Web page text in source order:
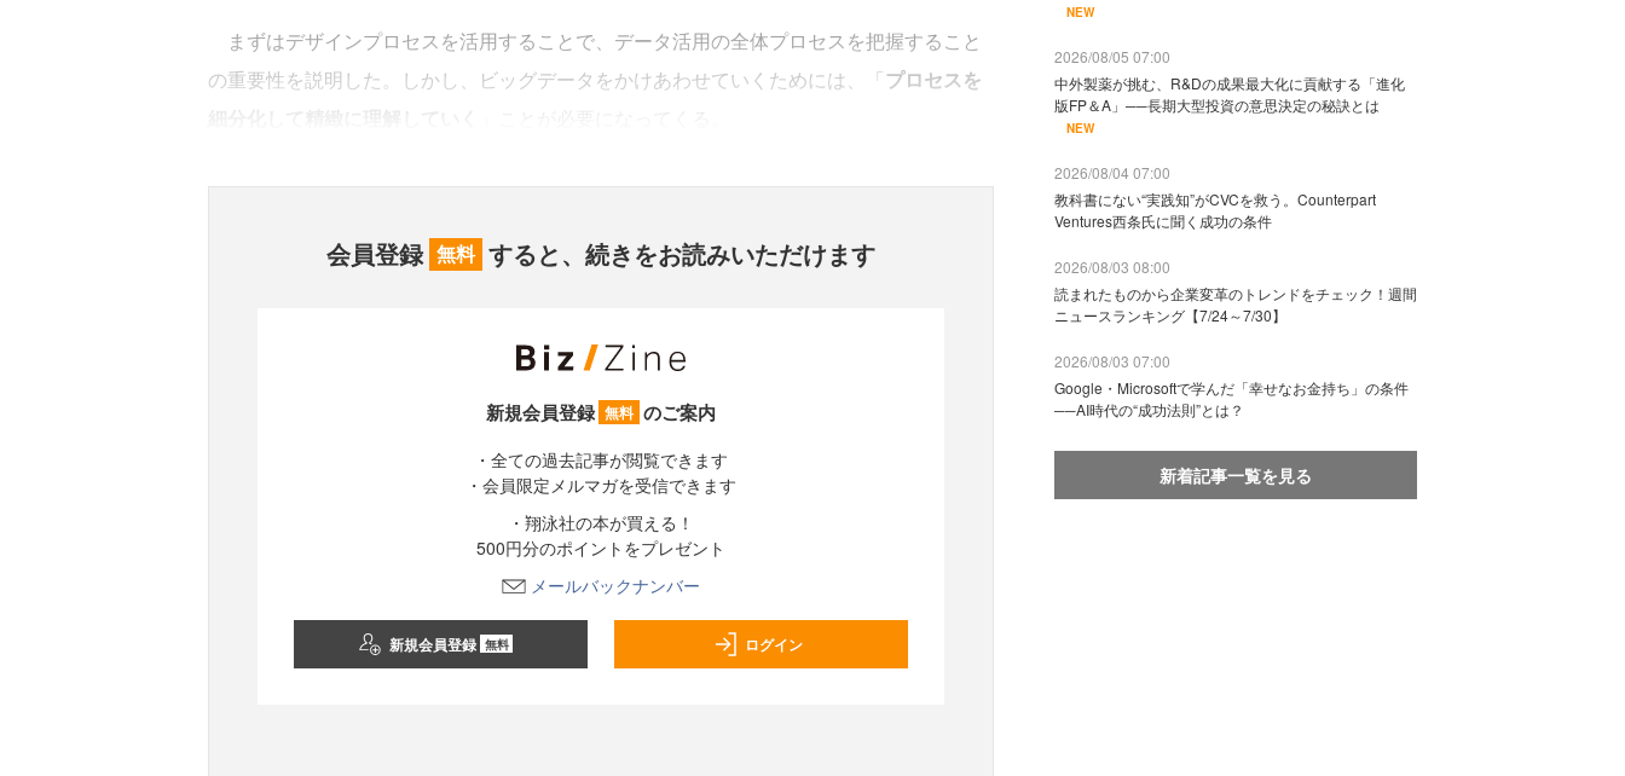
まずはデザインプロセスを活用することで、データ活用の全体プロセスを把握すること
の重要性を説明した。しかし、ビッグデータをかけあわせていくためには、「プロセスを
会員登録 無料 すると、続きをお読みいただけます
新規会員登録 無料 のご案内
・全ての過去記事が閲覧できます
・会員限定メルマガを受信できます
・翔泳社の本が買える！
500円分のポイントをプレゼント
メールバックナンバー
新規会員登録 無料 ログイン
NEW
2026/08/05 07:00
中外製薬が挑む、R&Dの成果最大化に貢献する「進化
版FP＆A」──長期大型投資の意思決定の秘訣とは
NEW
2026/08/04 07:00
教科書にない“実践知”がCVCを救う。Counterpart
Ventures西条氏に聞く成功の条件
2026/08/03 08:00
読まれたものから企業変革のトレンドをチェック！週間
ニュースランキング【7/24～7/30】
2026/08/03 07:00
Google・Microsoftで学んだ「幸せなお金持ち」の条件
──AI時代の“成功法則”とは？
新着記事一覧を見る